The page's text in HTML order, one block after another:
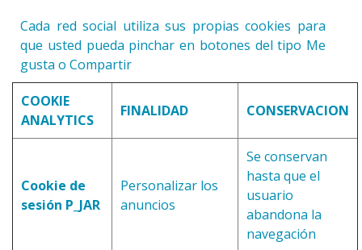
Cada red social utiliza sus propias cookies para
que usted pueda pinchar en botones del tipo Me
gusta o Compartir
COOKIE
ANALYTICS
FINALIDAD CONSERVACION
Cookie de
sesión P_JAR
Personalizar los
anuncios
Se conservan
hasta que el
usuario
abandona la
navegación